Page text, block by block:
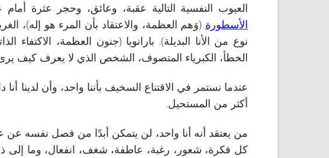
العيوب النفسية التالية عقبة، وعائق، وحجر عثرة أمام
الأسطورة (وَهم العظمة، والاعتقاد بأن المرء هو إله)،
نوع من الأنا البديلة). بارانويا (جنون العظمة، الاكتفاء
الخطأ، الكبرياء المتصوف، الشخص الذي لا يعرف كيف
عندما نستمر في الاقتناع السخيف بأننا واحد، وأن لدينا
أكثر من المستحيل.
من يعتقد أنه أنا واحد، لن يتمكن أبدًا من فصل نفسه عن
كل فكرة، شعور، رغبة، عاطفة، شغف، انفعال، وما إلى